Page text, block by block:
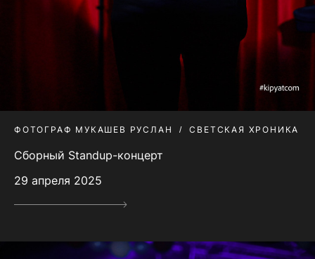
ФОТОГРАФ МУКАШЕВ РУСЛАН СВЕТСКАЯ ХРОНИКА
Сборный Standup-концерт
29 апреля 2025